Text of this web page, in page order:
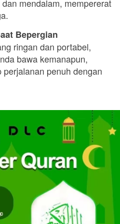
mendalam, mempererat
Bepergian
ringan dan portabel,
bawa kemanapun,
perjalanan penuh dengan